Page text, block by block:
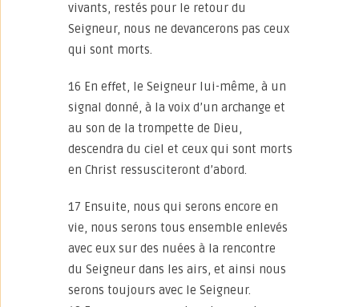
vivants, restés pour le retour du
Seigneur, nous ne devancerons pas ceux
qui sont morts.
16 En effet, le Seigneur lui-même, à un
signal donné, à la voix d’un archange et
au son de la trompette de Dieu,
descendra du ciel et ceux qui sont morts
en Christ ressusciteront d’abord.
17 Ensuite, nous qui serons encore en
vie, nous serons tous ensemble enlevés
avec eux sur des nuées à la rencontre
du Seigneur dans les airs, et ainsi nous
serons toujours avec le Seigneur.